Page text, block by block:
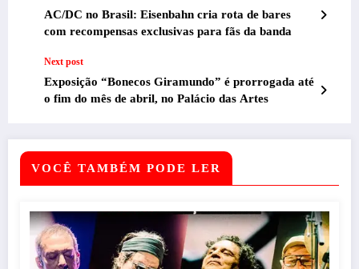
AC/DC no Brasil: Eisenbahn cria rota de bares
com recompensas exclusivas para fãs da banda
Next post
Exposição “Bonecos Giramundo” é prorrogada até
o fim do mês de abril, no Palácio das Artes
VOCÊ TAMBÉM PODE LER